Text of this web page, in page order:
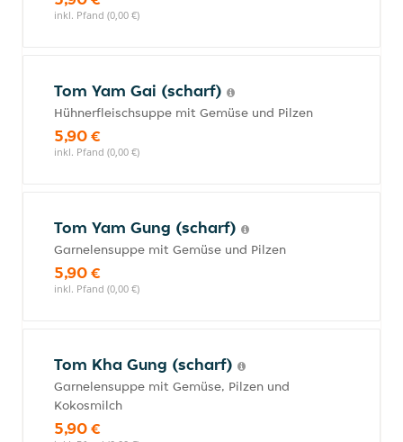
inkl. Pfand (0,00 €)
Tom Yam Gai (scharf)
Hühnerfleischsuppe mit Gemüse und Pilzen
5,90 €
inkl. Pfand (0,00 €)
Tom Yam Gung (scharf)
Garnelensuppe mit Gemüse und Pilzen
5,90 €
inkl. Pfand (0,00 €)
Tom Kha Gung (scharf)
Garnelensuppe mit Gemüse, Pilzen und
Kokosmilch
5,90 €